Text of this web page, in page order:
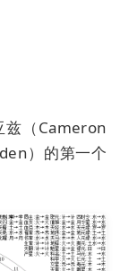
兹（Cameron
）的第一个